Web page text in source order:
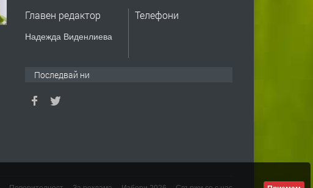
Главен редактор
Надежда Виденлиева
Телефони
Последвай ни